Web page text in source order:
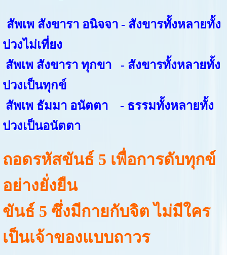
สัพเพ สังขารา อนิจจา - สังขารทั้งหลายทั้ง
ปวงไม่เที่ยง
สัพเพ สังขารา ทุกขา - สังขารทั้งหลายทั้ง
ปวงเป็นทุกข์
สัพเพ ธัมมา อนัตตา - ธรรมทั้งหลายทั้ง
ปวงเป็นอนัตตา
ถอดรหัสขันธ์ 5 เพื่อการดับทุกข์
อย่างยั่งยืน
ขันธ์ 5 ซึ่งมีกายกับจิต ไม่มีใคร
เป็นเจ้าของแบบถาวร